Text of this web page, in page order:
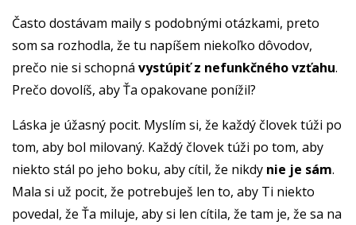
Často dostávam maily s podobnými otázkami, preto
som sa rozhodla, že tu napíšem niekoľko dôvodov,
prečo nie si schopná vystúpiť z nefunkčného vzťahu.
Prečo dovolíš, aby Ťa opakovane ponížil?
Láska je úžasný pocit. Myslím si, že každý človek túži po
tom, aby bol milovaný. Každý človek túži po tom, aby
niekto stál po jeho boku, aby cítil, že nikdy nie je sám.
Mala si už pocit, že potrebuješ len to, aby Ti niekto
povedal, že Ťa miluje, aby si len cítila, že tam je, že sa na